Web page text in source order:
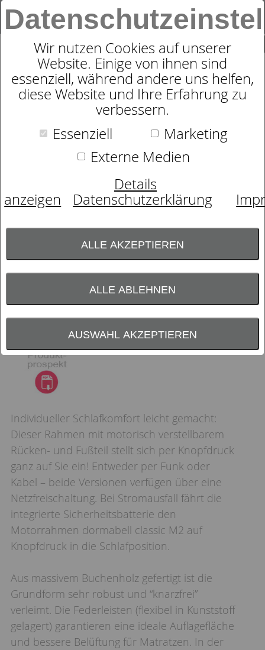
Wir nutzen Cookies auf unserer
Website. Einige von ihnen sind
essenziell, während andere uns helfen,
diese Website und Ihre Erfahrung zu
verbessern.
Essenziell
Marketing
Externe Medien
Details
anzeigen
Datenschutzerklärung
ALLE AKZEPTIEREN
ALLE ABLEHNEN
AUSWAHL AKZEPTIEREN
SUCHE
0
MOTORRAHMEN
DORMABELL CLASSIC M2
Individueller Schlafkomfort leicht gemacht:
Dieser Rahmen mit motorisch verstellbarem
Rücken- und Fußteil stellt sich per Knopfdruck
ganz auf Sie ein! Entweder per Funk oder
Kabel – beide Versionen verfügen über eine
Netzfreischaltung. Bei Stromausfall fährt die
integrierte Sicherheitsbatterie den
Motorrahmen dormabell classic M2 auf
Knopfdruck in die Schlafposition.
Aus massivem Buchenholz gefertigt ist die
Grundform sehr robust und “knarzfrei”
verleimt. Die Federleisten (flexibel in Kunststoff
gelagert) garantieren eine ideale Auflagefläche
und bessere Belüftung für Matratzen. In der